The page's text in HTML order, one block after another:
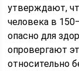
утверждают,
человека в
опасно для
опровергают
относительно